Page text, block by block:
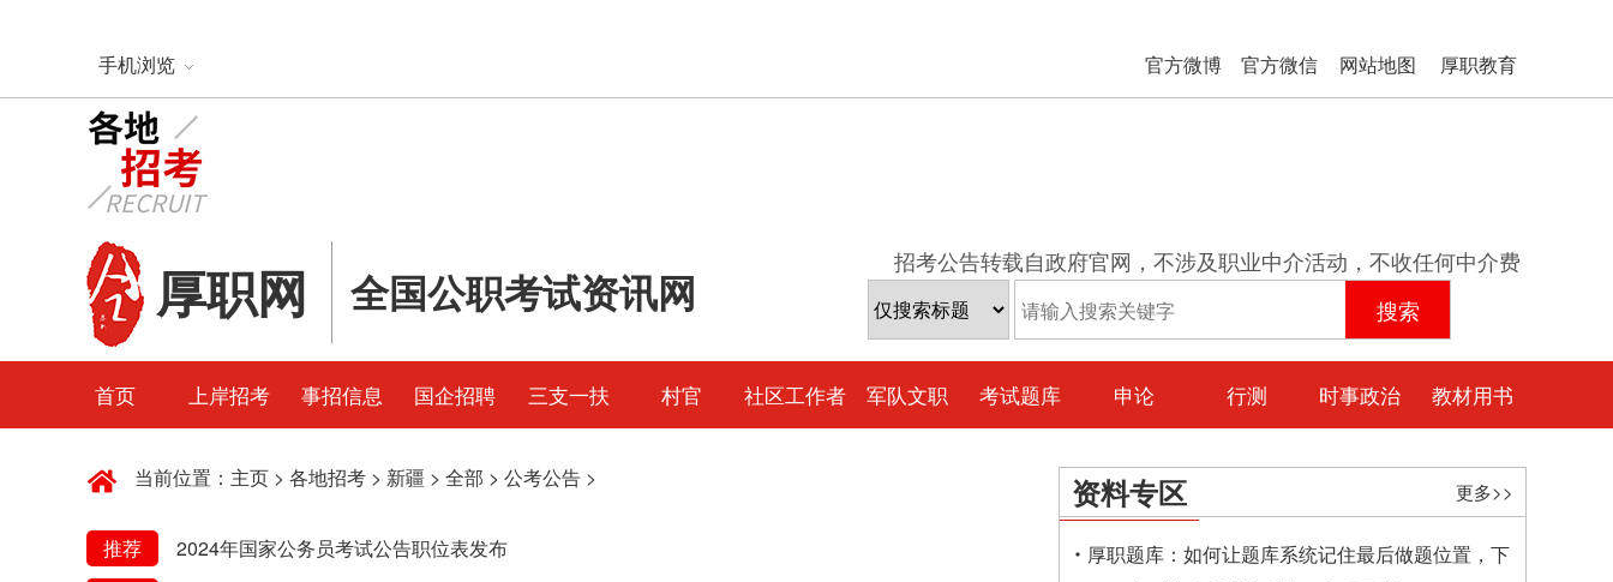
手机浏览 官方微博 官方微信 网站地图 厚职教育
厚职网 全国公职考试资讯网
招考公告转载自政府官网，不涉及职业中介活动，不收任何中介费
首页 上岸招考 事招信息 国企招聘 三支一扶 村官 社区工作者 军队文职 考试题库 申论 行测 时事政治 教材用书
当前位置： 主页 > 各地招考 > 新疆 > 全部 > 公考公告 >
推荐
2024年国家公务员考试公告职位表发布
资料专区 更多>>
厚职题库：如何让题库系统记住最后做题位置，下